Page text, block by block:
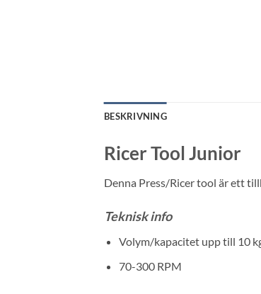
BESKRIVNING
Ricer Tool Junior
Denna Press/Ricer tool är ett
Teknisk info
Volym/kapacitet upp till 10
70-300 RPM